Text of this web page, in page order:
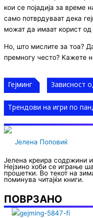
кои се појадија за време
само потврдуваат дека
можат да имаат корист од
Но, што мислите за тоа?
премногу често? Кажете
Гејминг Зависност
Трендови на игри по
Јелена Поповиќ
Јелена креира содржини
Нејзино хоби се играње
прошетки. Во текот на
поминува читајќи книги.
ПОВРЗАНО